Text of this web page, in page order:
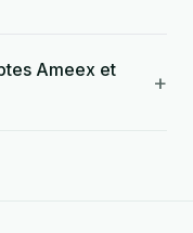
Ameex et
+